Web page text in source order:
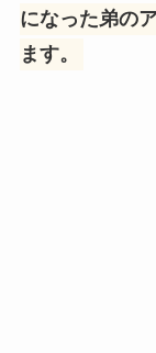
になった弟の
ます。